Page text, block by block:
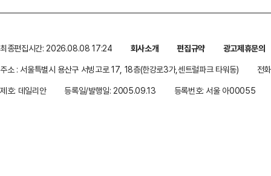
최종편집시간: 2026.08.08 17:24 회사소개 편집규약
광고제휴문의
주소 : 서울특별시 용산구 서빙고로 17, 18층(한강로3가,센트럴파크 타워동)
전
제호: 데일리안
등록일/발행일: 2005.09.13 등록번호: 서울 아00055